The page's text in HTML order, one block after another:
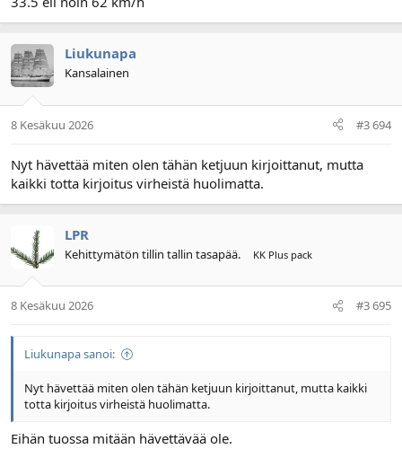
Liukunapa
Kansalainen
8 Kesäkuu 2026 #3 694
Nyt hävettää miten olen tähän ketjuun kirjoittanut, mutta
kaikki totta kirjoitus virheistä huolimatta.
LPR
Kehittymätön tillin tallin tasapää. KK Plus pack
8 Kesäkuu 2026 #3 695
Liukunapa sanoi:
Nyt hävettää miten olen tähän ketjuun kirjoittanut, mutta kaikki
totta kirjoitus virheistä huolimatta.
Eihän tuossa mitään hävettävää ole.